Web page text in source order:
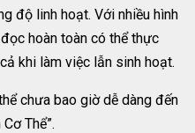
độ linh hoạt. Với nhiều hình
hoàn toàn có thể thực
khi làm việc lẫn sinh hoạt.
chưa bao giờ dễ dàng đến
Thể”.